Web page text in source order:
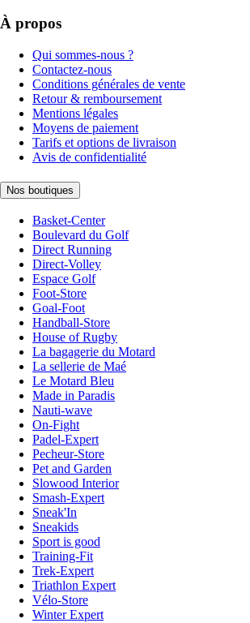
À propos
Qui sommes-nous ?
Contactez-nous
Conditions générales de vente
Retour & remboursement
Mentions légales
Moyens de paiement
Tarifs et options de livraison
Avis de confidentialité
Nos boutiques
Basket-Center
Boulevard du Golf
Direct Running
Direct-Volley
Espace Golf
Foot-Store
Goal-Foot
Handball-Store
House of Rugby
La bagagerie du Motard
La sellerie de Maé
Le Motard Bleu
Made in Paradis
Nauti-wave
On-Fight
Padel-Expert
Pecheur-Store
Pet and Garden
Slowood Interior
Smash-Expert
Sneak'In
Sneakids
Sport is good
Training-Fit
Trek-Expert
Triathlon Expert
Vélo-Store
Winter Expert